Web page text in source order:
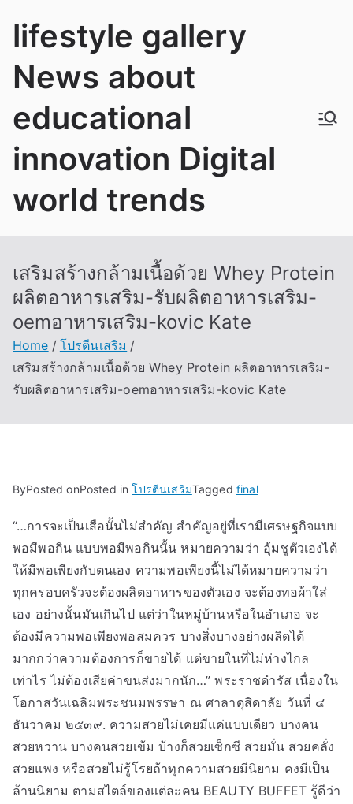
lifestyle gallery
News about
educational
innovation Digital
world trends
เสริมสร้างกล้ามเนื้อด้วย Whey Protein
ผลิตอาหารเสริม-รับผลิตอาหารเสริม-
oemอาหารเสริม-kovic Kate
Home
โปรตีนเสริม
เสริมสร้างกล้ามเนื้อด้วย Whey Protein ผลิตอาหารเสริม-
รับผลิตอาหารเสริม-oemอาหารเสริม-kovic Kate
ByPosted onPosted inโปรตีนเสริมTagged final
“…การจะเป็นเสือนั้นไม่สำคัญ สำคัญอยู่ที่เรามีเศรษฐกิจแบบ
พอมีพอกิน แบบพอมีพอกินนั้น หมายความว่า อุ้มชูตัวเองได้
ให้มีพอเพียงกับตนเอง ความพอเพียงนี้ไม่ได้หมายความว่า
ทุกครอบครัวจะต้องผลิตอาหารของตัวเอง จะต้องทอผ้าใส่
เอง อย่างนั้นมันเกินไป แต่ว่าในหมู่บ้านหรือในอำเภอ จะ
ต้องมีความพอเพียงพอสมควร บางสิ่งบางอย่างผลิตได้
มากกว่าความต้องการก็ขายได้ แต่ขายในที่ไม่ห่างไกล
เท่าไร ไม่ต้องเสียค่าขนส่งมากนัก…” พระราชดำรัส เนื่องใน
โอกาสวันเฉลิมพระชนมพรรษา ณ ศาลาดุสิดาลัย วันที่ ๔
ธันวาคม ๒๕๓๙. ความสวยไม่เคยมีแค่แบบเดียว บางคน
สวยหวาน บางคนสวยเข้ม บ้างก็สวยเซ็กซี สวยมั่น สวยคลั่ง
สวยแพง หรือสวยไม่รู้โรยถ้าทุกความสวยมีนิยาม คงมีเป็น
ล้านนิยาม ตามสไตล์ของแต่ละคน BEAUTY BUFFET รู้ดีว่า